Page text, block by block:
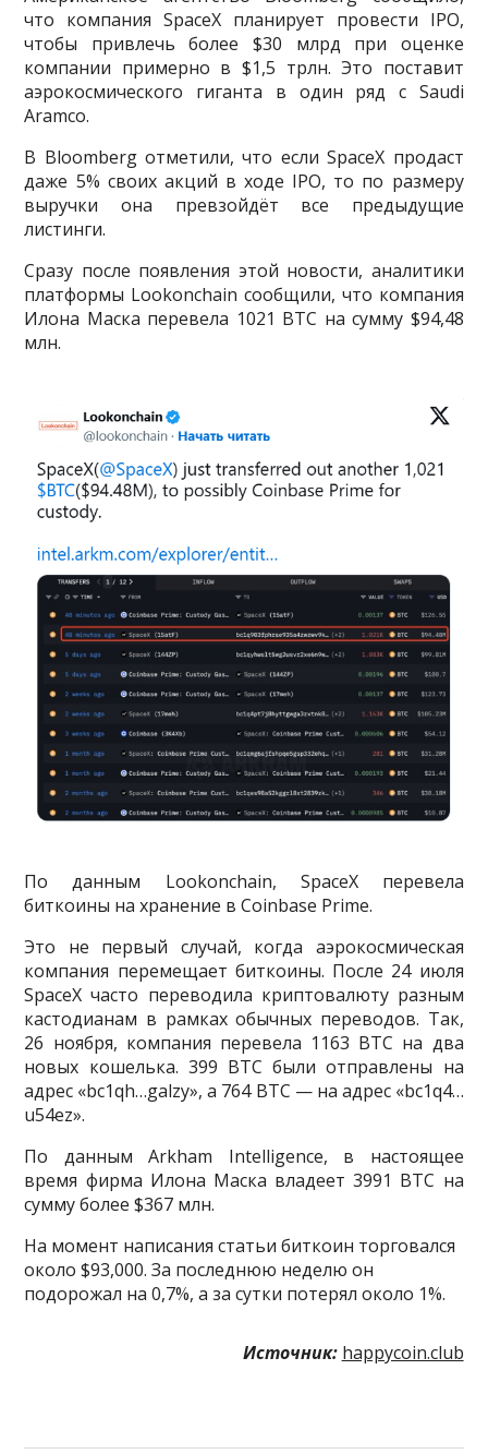
что компания SpaceX планирует провести IPO,
чтобы привлечь более $30 млрд при оценке
компании примерно в $1,5 трлн. Это поставит
аэрокосмического гиганта в один ряд с Saudi
Aramco.
В Bloomberg отметили, что если SpaceX продаст
даже 5% своих акций в ходе IPO, то по размеру
выручки она превзойдёт все предыдущие
листинги.
Сразу после появления этой новости, аналитики
платформы Lookonchain сообщили, что компания
Илона Маска перевела 1021 BTC на сумму $94,48
млн.
По данным Lookonchain, SpaceX перевела
биткоины на хранение в Coinbase Prime.
Это не первый случай, когда аэрокосмическая
компания перемещает биткоины. После 24 июля
SpaceX часто переводила криптовалюту разным
кастодианам в рамках обычных переводов. Так,
26 ноября, компания перевела 1163 BTC на два
новых кошелька. 399 BTC были отправлены на
адрес «bc1qh…galzy», а 764 BTC — на адрес «bc1q4…
u54ez».
По данным Arkham Intelligence, в настоящее
время фирма Илона Маска владеет 3991 BTC на
сумму более $367 млн.
На момент написания статьи биткоин торговался
около $93,000. За последнюю неделю он
подорожал на 0,7%, а за сутки потерял около 1%.
Источник: happycoin.club